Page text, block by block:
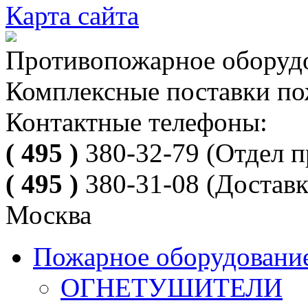
Карта сайта
Противопожарное
Комплексные поставки
Контактные телефоны:
( 495 ) 380-32-79 (Отдел
( 495 ) 380-31-08
Москва
Пожарное
ОГНЕТУШИТЕЛИ